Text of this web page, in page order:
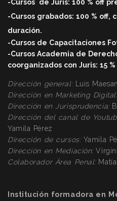
-Cursos de Juris: 100 % off
-Cursos grabados: 100 % off,
duración.
-Cursos de Capacitaciones
-Cursos Academia de
coorganizados con Juris: 15
Dirección general:Luis
Dirección en Marketing Digital:
Dirección en Jurisprudencia:
Dirección del canal de
Yamila Pérez
Dirección de cursos: Yamila
Dirección en Mediación:
Colaborador Área Penal:
Institución formadora en